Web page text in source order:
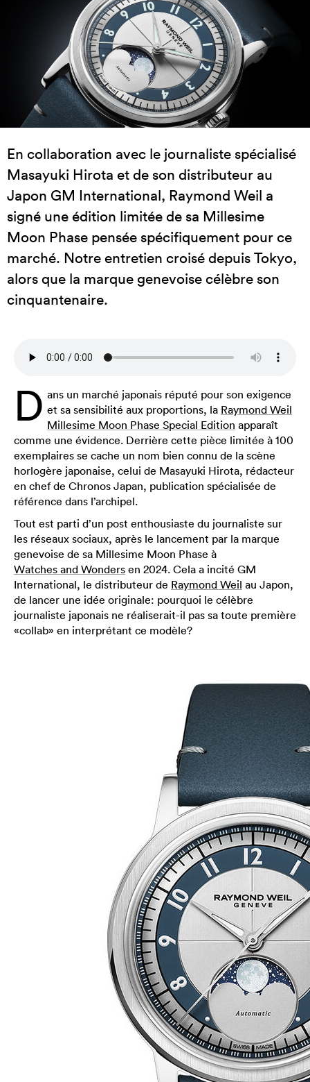
En collaboration avec le journaliste spécialisé
Masayuki Hirota et de son distributeur au
Japon GM International, Raymond Weil a
signé une édition limitée de sa Millesime
Moon Phase pensée spécifiquement pour ce
marché. Notre entretien croisé depuis Tokyo,
alors que la marque genevoise célèbre son
cinquantenaire.
D ans un marché japonais réputé pour son exigence
et sa sensibilité aux proportions, la Raymond Weil
Millesime Moon Phase Special Edition apparaît
comme une évidence. Derrière cette pièce limitée à 100
exemplaires se cache un nom bien connu de la scène
horlogère japonaise, celui de Masayuki Hirota, rédacteur
en chef de Chronos Japan, publication spécialisée de
référence dans l’archipel.
Tout est parti d’un post enthousiaste du journaliste sur
les réseaux sociaux, après le lancement par la marque
genevoise de sa Millesime Moon Phase à
Watches and Wonders en 2024. Cela a incité GM
International, le distributeur de Raymond Weil au Japon,
de lancer une idée originale: pourquoi le célèbre
journaliste japonais ne réaliserait-il pas sa toute première
«collab» en interprétant ce modèle?